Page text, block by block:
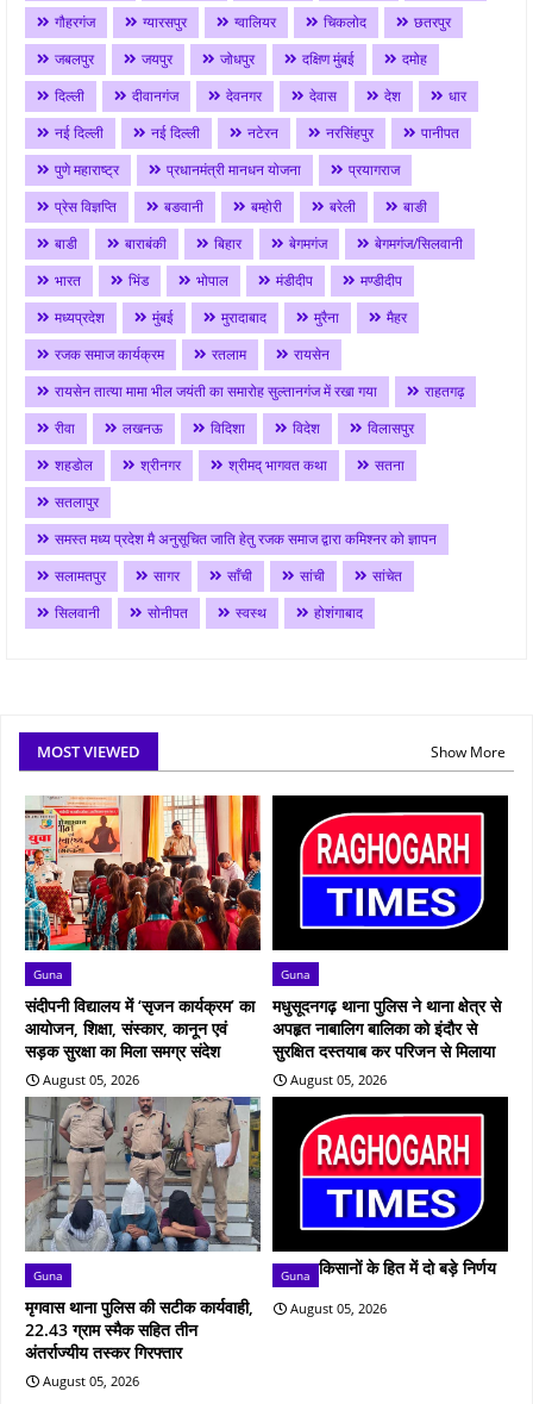
गौहरगंज
ग्यारसपुर ग्वालियर चिकलोद
छतरपुर
जबलपुर
जयपुर जोधपुर दक्षिण मुंबई
दमोह
दिल्ली
दीवानगंज देवनगर देवास देश
धार
नई दिल्ली
नई दिल्ली नटेरन नरसिंहपुर
पानीपत
पुणे महाराष्ट्र
प्रधानमंत्री मानधन योजना
प्रयागराज
प्रेस विज्ञप्ति
बङवानी बम्होरी बरेली
बाङी
बाडी
बाराबंकी बिहार बेगमगंज
बेगमगंज/सिलवानी
भारत
भिंड भोपाल मंडीदीप
मण्डीदीप
मध्यप्रदेश
मुंबई मुरादाबाद मुरैना
मैहर
रजक समाज कार्यक्रम
रतलाम
रायसेन
रायसेन तात्या मामा भील जयंती का समारोह सुल्तानगंज में रखा गया
राहतगढ़
रीवा
लखनऊ विदिशा विदेश
विलासपुर
शहडोल
श्रीनगर श्रीमद् भागवत कथा
सतना
सतलापुर
समस्त मध्य प्रदेश मै अनुसूचित जाति हेतु रजक समाज द्वारा कमिश्नर को ज्ञापन
सलामतपुर
सागर साँची सांची
सांचेत
सिलवानी
सोनीपत स्वस्थ होशंगाबाद
MOST VIEWED Show More
Guna
संदीपनी विद्यालय में ‘सृजन कार्यक्रम’ का
आयोजन, शिक्षा, संस्कार, कानून एवं
सड़क सुरक्षा का मिला समग्र संदेश
August 05, 2026
Guna
मधुसूदनगढ़ थाना पुलिस ने थाना क्षेत्र से
अपहृत नाबालिग बालिका को इंदौर से
सुरक्षित दस्तयाब कर परिजन से मिलाया
August 05, 2026
Guna
मृगवास थाना पुलिस की सटीक कार्यवाही,
22.43 ग्राम स्मैक सहित तीन
अंतर्राज्यीय तस्कर गिरफ्तार
August 05, 2026
Guna किसानों के हित में दो बड़े निर्णय
August 05, 2026